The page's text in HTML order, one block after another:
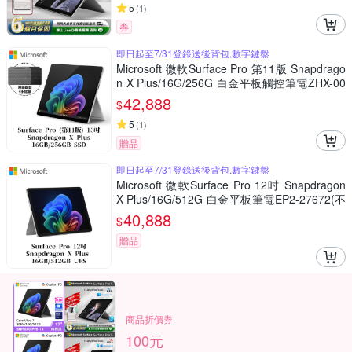
5 (1)
券
即日起至7/31登錄送後背包,數字鍵盤
Microsoft 微軟Surface Pro 第11版 Snapdrago
n X Plus/16G/256G 白金平板觸控筆電ZHX-00
016[附特製專業鍵盤+手寫筆組]
$42,888
5 (1)
贈品
即日起至7/31登錄送後背包,數字鍵盤
Microsoft 微軟Surface Pro 12吋 Snapdragon
X Plus/16G/512G 白金平板筆電EP2-27672(不
含鍵盤、筆)
$40,888
贈品
商品折價券
100元